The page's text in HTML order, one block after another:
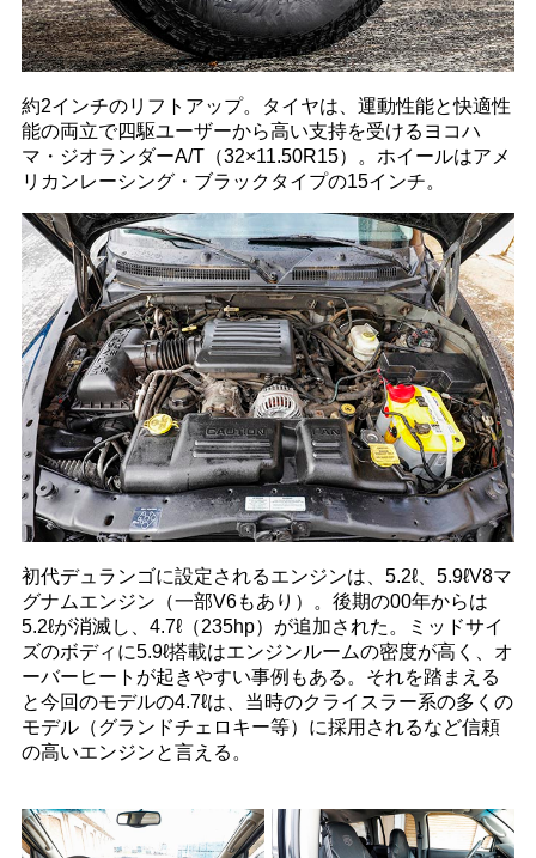
約2インチのリフトアップ。タイヤは、運動性能と快適性
能の両立で四駆ユーザーから高い支持を受けるヨコハ
マ・ジオランダーA/T（32×11.50R15）。ホイールはアメ
リカンレーシング・ブラックタイプの15インチ。
初代デュランゴに設定されるエンジンは、5.2ℓ、5.9ℓV8マ
グナムエンジン（一部V6もあり）。後期の00年からは
5.2ℓが消滅し、4.7ℓ（235hp）が追加された。ミッドサイ
ズのボディに5.9ℓ搭載はエンジンルームの密度が高く、オ
ーバーヒートが起きやすい事例もある。それを踏まえる
と今回のモデルの4.7ℓは、当時のクライスラー系の多くの
モデル（グランドチェロキー等）に採用されるなど信頼
の高いエンジンと言える。